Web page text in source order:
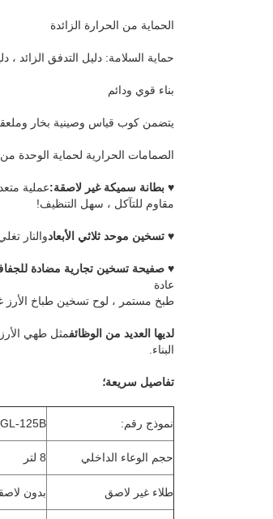
الحماية من الحرارة الزائدة
حماية السلامة: دليل التدفق الزائد ،
بناء قوي ودائم
يتضمن كوب قياس وصينية بخار
الصمامات الحرارية لحماية الوحدة من
♥ بطانة سميكة غير لاصقة:عملية
مقاوم للتآكل ، سهل التنظيف!
♥ تسخين موحد ثلاثي الأبعادوالنار
♥ صفيحة تسخين تجارية مضادة
عادة
طبخ مستمر ، لوح تسخين طباخ الأرز
لديها العديد من الوظائفمثل طهي الأرز
البناء.
تفاصيل سريعة؛
نموذج رقم: GL-125B
حجم الوعاء الداخلي 8 لتر
طلاء غير لاصق بدون